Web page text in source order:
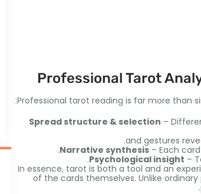
Professional Tarot
Professional tarot reading is far more than
:
Spread structure & selection –
and gestures
.
Narrative synthesis – Each
.
Psychological insight –
.
In essence, tarot is both a tool and an
of the cards themselves. Unlike
.